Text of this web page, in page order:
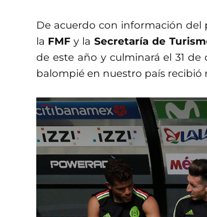
De acuerdo con información del
la FMFy la Secretaría de
de este año y culminará el 31
balompié en nuestro país recibió